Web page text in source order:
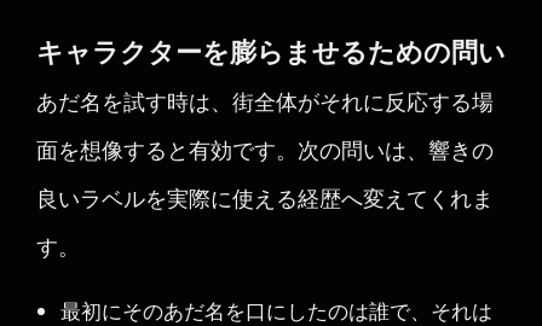
キャラクターを膨らませるための問い
あだ名を試す時は、街全体がそれに反応する場
面を想像すると有効です。次の問いは、響きの
良いラベルを実際に使える経歴へ変えてくれま
す。
最初にそのあだ名を口にしたのは誰で、それは